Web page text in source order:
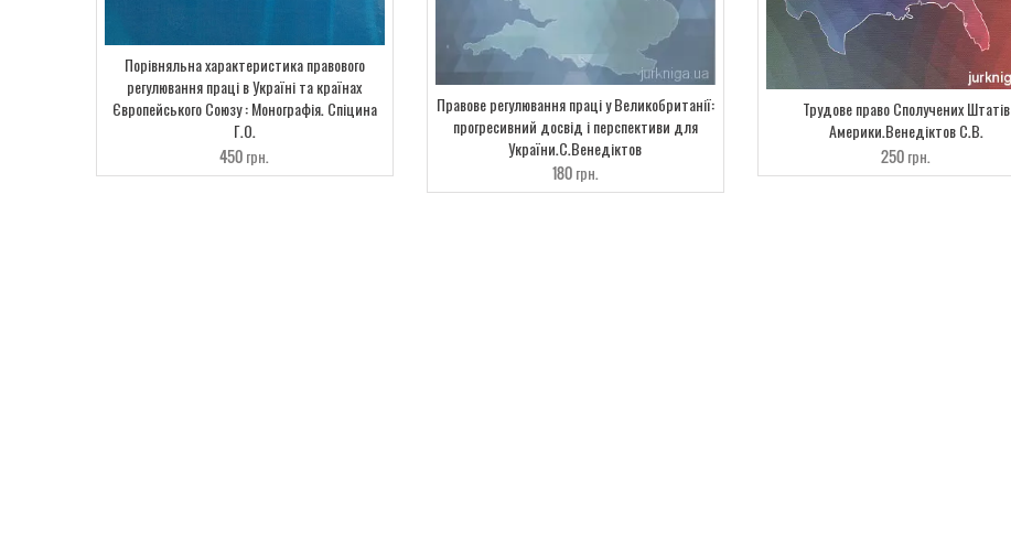
Порівняльна характеристика правового
регулювання праці в Україні та країнах
Європейського Союзу : Монографія. Спіцина
Г.О.
450грн.
Правове регулювання праці у Великобританії:
прогресивний досвід і перспективи для
України.С.Венедіктов
180грн.
Трудове право Сполучених Штатів
Америки.Венедіктов С.В.
250грн.